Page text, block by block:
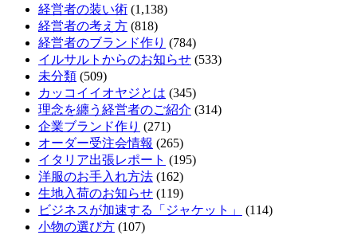
経営者の装い術 (1,138)
経営者の考え方 (818)
経営者のブランド作り (784)
イルサルトからのお知らせ (533)
未分類 (509)
カッコイイオヤジとは (345)
理念を纏う経営者のご紹介 (314)
企業ブランド作り (271)
オーダー受注会情報 (265)
イタリア出張レポート (195)
洋服のお手入れ方法 (162)
生地入荷のお知らせ (119)
ビジネスが加速する「ジャケット」
(114)
小物の選び方 (107)